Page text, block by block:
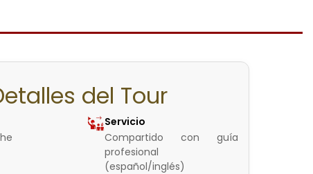
del Tour
Servicio
Compartido con guía
profesional
(español/inglés)